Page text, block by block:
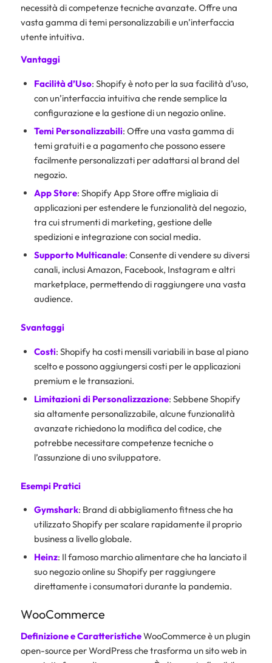
necessità di competenze tecniche avanzate. Offre una
vasta gamma di temi personalizzabili e un’interfaccia
utente intuitiva.
Vantaggi
Facilità d’Uso: Shopify è noto per la sua facilità d’uso,
con un’interfaccia intuitiva che rende semplice la
configurazione e la gestione di un negozio online.
Temi Personalizzabili: Offre una vasta gamma di
temi gratuiti e a pagamento che possono essere
facilmente personalizzati per adattarsi al brand del
negozio.
App Store: Shopify App Store offre migliaia di
applicazioni per estendere le funzionalità del negozio,
tra cui strumenti di marketing, gestione delle
spedizioni e integrazione con social media.
Supporto Multicanale: Consente di vendere su diversi
canali, inclusi Amazon, Facebook, Instagram e altri
marketplace, permettendo di raggiungere una vasta
audience.
Svantaggi
Costi: Shopify ha costi mensili variabili in base al piano
scelto e possono aggiungersi costi per le applicazioni
premium e le transazioni.
Limitazioni di Personalizzazione: Sebbene Shopify
sia altamente personalizzabile, alcune funzionalità
avanzate richiedono la modifica del codice, che
potrebbe necessitare competenze tecniche o
l’assunzione di uno sviluppatore.
Esempi Pratici
Gymshark: Brand di abbigliamento fitness che ha
utilizzato Shopify per scalare rapidamente il proprio
business a livello globale.
Heinz: Il famoso marchio alimentare che ha lanciato il
suo negozio online su Shopify per raggiungere
direttamente i consumatori durante la pandemia.
WooCommerce
Definizione e CaratteristicheWooCommerce è un plugin
open-source per WordPress che trasforma un sito web in